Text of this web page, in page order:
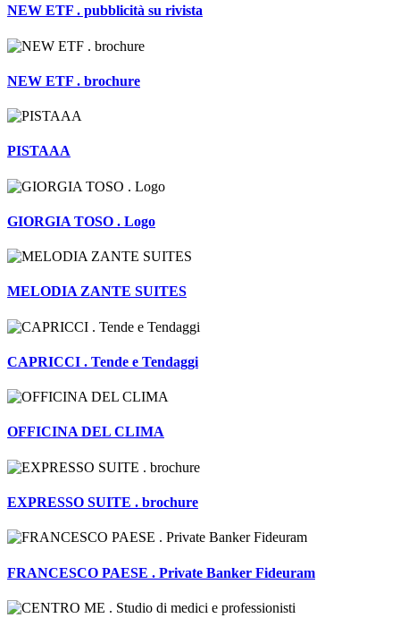
NEW ETF . pubblicità su rivista
NEW ETF . brochure
PISTAAA
GIORGIA TOSO . Logo
MELODIA ZANTE SUITES
CAPRICCI . Tende e Tendaggi
OFFICINA DEL CLIMA
EXPRESSO SUITE . brochure
FRANCESCO PAESE . Private Banker Fideuram